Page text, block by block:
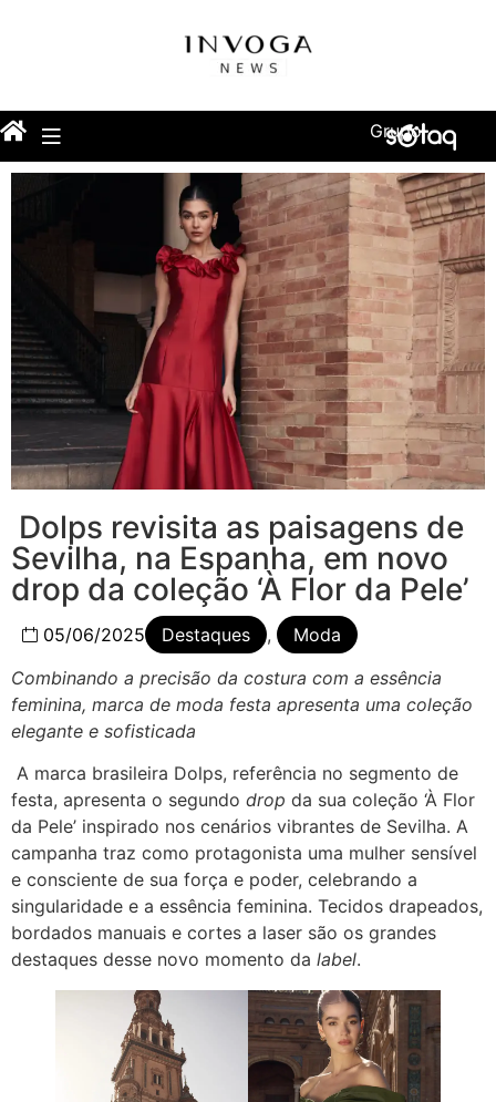
Grupo
Dolps revisita as paisagens de
Sevilha, na Espanha, em novo
drop da coleção ‘À Flor da Pele’
05/06/2025 Destaques ,
Moda
Combinando a precisão da costura com a essência
feminina, marca de moda festa apresenta uma coleção
elegante e sofisticada
A marca brasileira Dolps, referência no segmento de
festa, apresenta o segundo drop da sua coleção ‘À Flor
da Pele’ inspirado nos cenários vibrantes de Sevilha. A
campanha traz como protagonista uma mulher sensível
e consciente de sua força e poder, celebrando a
singularidade e a essência feminina. Tecidos drapeados,
bordados manuais e cortes a laser são os grandes
destaques desse novo momento da label.